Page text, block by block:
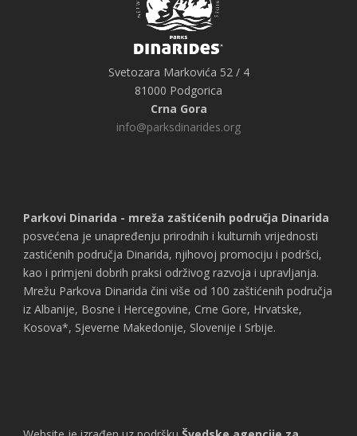
Svetozara Markovića 52 / 4
81000 Podgorica
Crna Gora
info@parksdinarides.org
Parkovi Dinarida - mreža zaštićenih područja Dinarida
posvećena je unapređenju prirodnih i kulturnih vrijednosti
zastićenih područja Dinarida, njihovoj promociju i podršci,
kao i primjeni dobrih praksi održivog razvoja i upravljanja.
Mrežu Parkova Dinarida čini više od 100 zaštićenih područja
iz Albanije, Bosne i Hercegovine, Crne Gore, Hrvatske,
Kosova*, Sjeverne Makedonije, Slovenije i Srbije.